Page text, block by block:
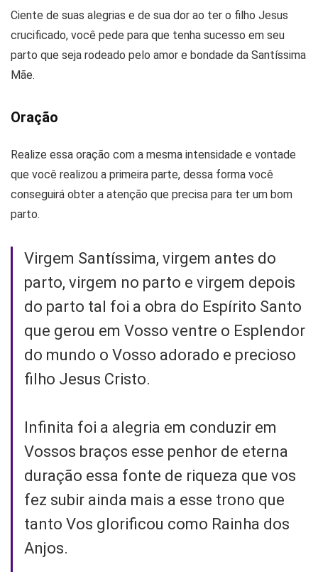
Ciente de suas alegrias e de sua dor ao ter o filho Jesus
crucificado, você pede para que tenha sucesso em seu
parto que seja rodeado pelo amor e bondade da Santíssima
Mãe.
Oração
Realize essa oração com a mesma intensidade e vontade
que você realizou a primeira parte, dessa forma você
conseguirá obter a atenção que precisa para ter um bom
parto.
Virgem Santíssima, virgem antes do
parto, virgem no parto e virgem depois
do parto tal foi a obra do Espírito Santo
que gerou em Vosso ventre o Esplendor
do mundo o Vosso adorado e precioso
filho Jesus Cristo.
Infinita foi a alegria em conduzir em
Vossos braços esse penhor de eterna
duração essa fonte de riqueza que vos
fez subir ainda mais a esse trono que
tanto Vos glorificou como Rainha dos
Anjos.